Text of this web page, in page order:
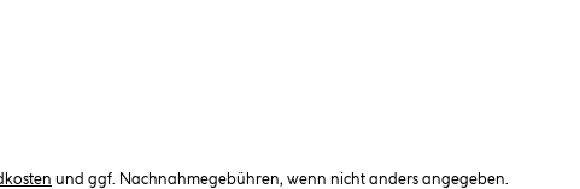
und ggf. Nachnahmegebühren, wenn nicht anders angegeben.